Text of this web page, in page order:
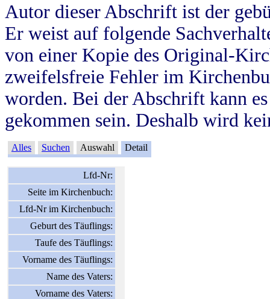
Autor dieser Abschrift ist der
Er weist auf folgende
von einer Kopie des Original-
zweifelsfreie Fehler im
worden. Bei der Abschrift kann
gekommen sein. Deshalb wird
Alles Suchen Auswahl Detail
Lfd-Nr:
Seite im Kirchenbuch:
Lfd-Nr im Kirchenbuch:
Geburt des Täuflings:
Taufe des Täuflings:
Vorname des Täuflings:
Name des Vaters:
Vorname des Vaters: